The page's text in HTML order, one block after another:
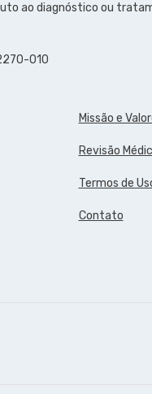
ao diagnóstico ou
010
Missão e
Revisão
Termos de
Contato